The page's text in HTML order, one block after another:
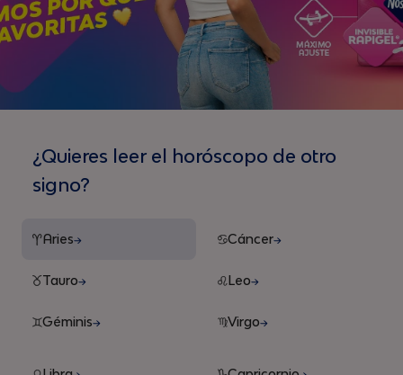
¿Quieres leer el horóscopo de otro
signo?
Aries
Tauro
Géminis
Cáncer
Leo
Virgo